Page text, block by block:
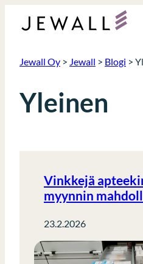
sisältöön
Jewall Oy > Jewall > Blogi >
Yleinen
Vinkkejä
myynnin
23.2.2026